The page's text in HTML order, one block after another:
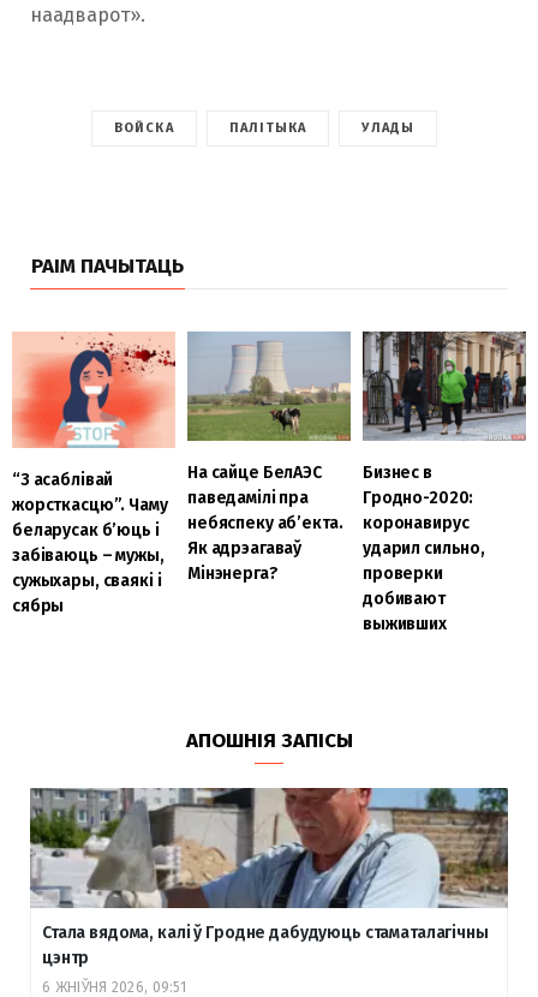
наадварот».
ВОЙСКА ПАЛІТЫКА УЛАДЫ
РАІМ ПАЧЫТАЦЬ
“З асаблівай
жорсткасцю”. Чаму
беларусак б’юць і
забіваюць – мужы,
сужыхары, сваякі і
сябры
На сайце БелАЭС
паведамілі пра
небяспеку аб’екта.
Як адрэагаваў
Мінэнерга?
Бизнес в
Гродно-2020:
коронавирус
ударил сильно,
проверки
добивают
выживших
АПОШНІЯ ЗАПІСЫ
Стала вядома, калі ў Гродне дабудуюць стаматалагічны
цэнтр
6 ЖНІЎНЯ 2026, 09:51